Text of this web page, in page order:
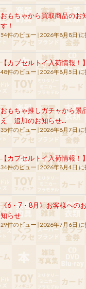
おもちゃから買取商品のお
す！
54件のビュー |2026年8月8日 に
【カプセルトイ入荷情報！
48件のビュー 2026年8月5日 に
おもちゃ推しガチャから景
え 追加のお知らせ...
35件のビュー |2026年8月7日 に
【カプセルトイ入荷情報！
34件のビュー |2026年8月4日 に
《6・7・8月》お客様への
知らせ
29件のビュー 2026年7月6日 に